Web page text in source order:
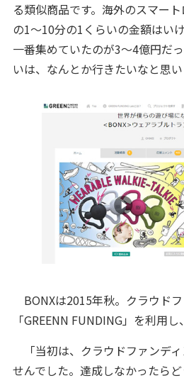
る類似商品です。海外のスマー
の1～10分の1くらいの金額はい
一番集めていたのが3～4億円だ
いは、なんとか行きたいなと思い
BONXは2015年秋。クラウドフ
「GREENN FUNDING」を利用し
「当初は、クラウドファンデ
せんでした。達成しなかったら